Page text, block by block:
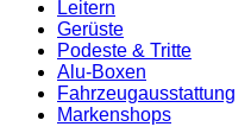
Leitern
Gerüste
Podeste & Tritte
Alu-Boxen
Fahrzeugausstattung
Markenshops